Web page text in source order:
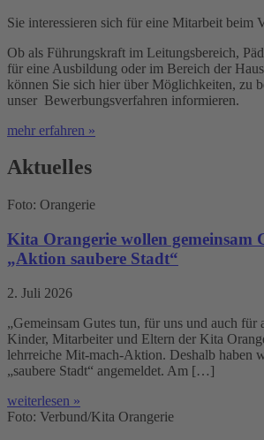
Sie interessieren sich für eine Mitarbeit beim
Ob als Führungskraft im Leitungsbereich,
für eine Ausbildung oder im Bereich der
können Sie sich hier über Möglichkeiten, zu
unser Bewerbungsverfahren informieren.
mehr erfahren »
Aktuelles
Foto: Orangerie
Kita Orangerie wollen gemeinsam
„Aktion saubere Stadt“
2. Juli 2026
„Gemeinsam Gutes tun, für uns und auch für
Kinder, Mitarbeiter und Eltern der Kita
lehrreiche Mit-mach-Aktion. Deshalb haben
„saubere Stadt“ angemeldet. Am […]
weiterlesen »
Foto: Verbund/Kita Orangerie